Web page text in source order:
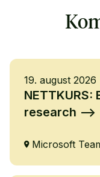
19. august 2026
research
Microsoft